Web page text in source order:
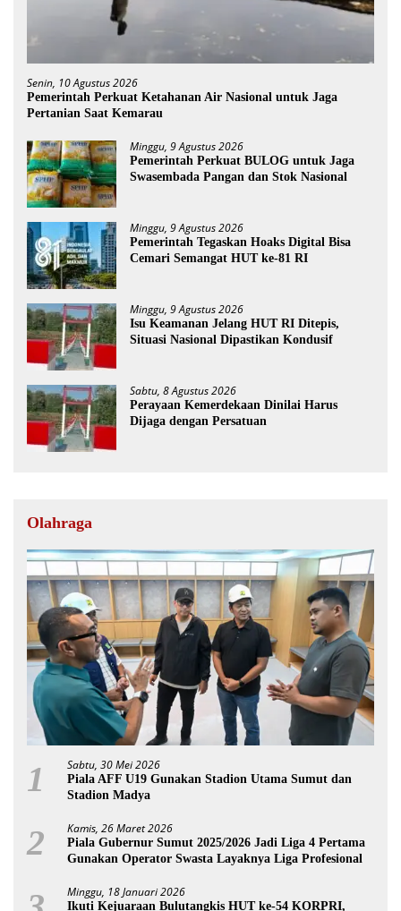
Senin, 10 Agustus 2026
Pemerintah Perkuat Ketahanan Air Nasional untuk Jaga
Pertanian Saat Kemarau
Minggu, 9 Agustus 2026
Pemerintah Perkuat BULOG untuk Jaga
Swasembada Pangan dan Stok Nasional
Minggu, 9 Agustus 2026
Pemerintah Tegaskan Hoaks Digital Bisa
Cemari Semangat HUT ke-81 RI
Minggu, 9 Agustus 2026
Isu Keamanan Jelang HUT RI Ditepis,
Situasi Nasional Dipastikan Kondusif
Sabtu, 8 Agustus 2026
Perayaan Kemerdekaan Dinilai Harus
Dijaga dengan Persatuan
Olahraga
1 Sabtu, 30 Mei 2026
Piala AFF U19 Gunakan Stadion Utama Sumut dan
Stadion Madya
2 Kamis, 26 Maret 2026
Piala Gubernur Sumut 2025/2026 Jadi Liga 4 Pertama
Gunakan Operator Swasta Layaknya Liga Profesional
Minggu, 18 Januari 2026
Ikuti Kejuaraan Bulutangkis HUT ke-54 KORPRI,